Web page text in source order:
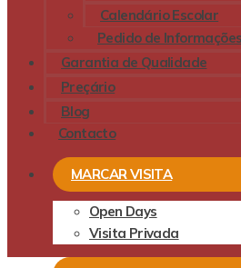
Calendário Escolar
Pedido de Informações
Garantia de Qualidade
Preçário
Blog
Contacto
MARCAR VISITA
Open Days
Visita Privada